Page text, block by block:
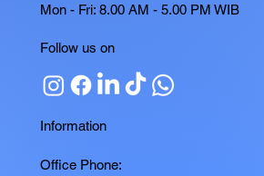
Mon - Fri: 8.00 AM - 5.00 PM WIB
Follow us on
Information
Office Phone: